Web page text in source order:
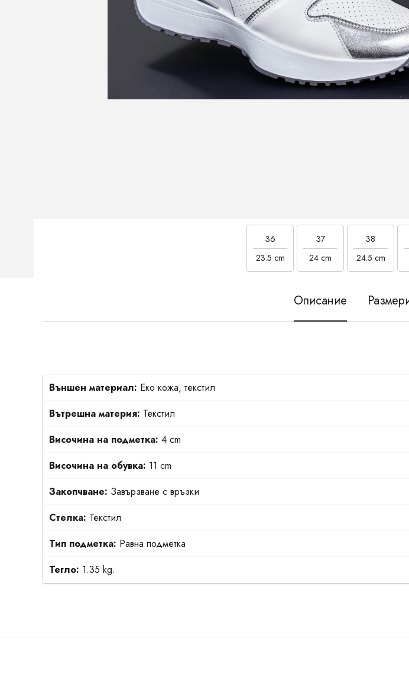
36
23.5 cm
37
24 cm
38
24.5 cm
Описание
Външен материал: Еко кожа, текстил
Вътрешна материя: Текстил
Височина на подметка: 4 cm
Височина на обувка: 11 cm
Закопчване: Завързване с връзки
Стелка: Текстил
Тип подметка: Равна подметка
Тегло: 1.35 kg.